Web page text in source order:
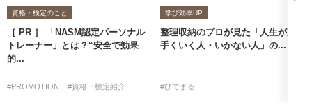
資格・検定のこと
［ PR ］ 「NASM認定パーソナル
トレーナー」とは？“安全で効果
的...
#PROMOTION #資格・検定紹介
学び効率UP
整理収納のプロが見た「人生が上
手くいく人・いかない人」の...
#ひでまる